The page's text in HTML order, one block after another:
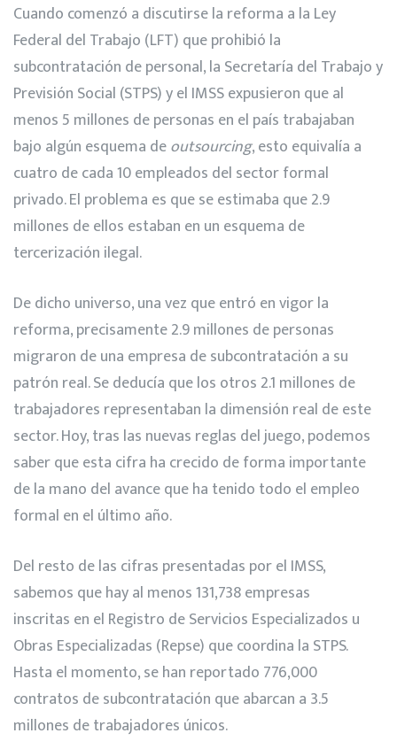
Cuando comenzó a discutirse la reforma a la Ley
Federal del Trabajo (LFT) que prohibió la
subcontratación de personal, la Secretaría del Trabajo y
Previsión Social (STPS) y el IMSS expusieron que al
menos 5 millones de personas en el país trabajaban
bajo algún esquema deoutsourcing, esto equivalía a
cuatro de cada 10 empleados del sector formal
privado. El problema es que se estimaba que 2.9
millones de ellos estaban en un esquema de
tercerización ilegal.
De dicho universo, una vez que entró en vigor la
reforma, precisamente 2.9 millones de personas
migraron de una empresa de subcontratación a su
patrón real. Se deducía que los otros 2.1 millones de
trabajadores representaban la dimensión real de este
sector. Hoy, tras las nuevas reglas del juego, podemos
saber que esta cifra ha crecido de forma importante
de la mano del avance que ha tenido todo el empleo
formal en el último año.
Del resto de las cifras presentadas por el IMSS,
sabemos que hay al menos 131,738 empresas
inscritas en el Registro de Servicios Especializados u
Obras Especializadas (Repse) que coordina la STPS.
Hasta el momento, se han reportado 776,000
contratos de subcontratación que abarcan a 3.5
millones de trabajadores únicos.